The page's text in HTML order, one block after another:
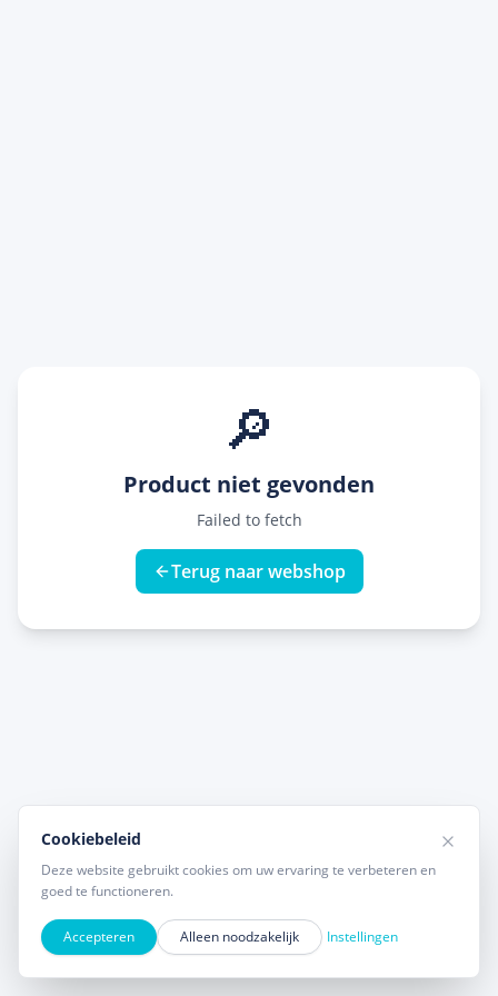
🔎
Product niet gevonden
Failed to fetch
Terug naar webshop
Cookiebeleid
Deze website gebruikt cookies om uw ervaring te verbeteren en
goed te functioneren.
Accepteren Alleen noodzakelijk Instellingen